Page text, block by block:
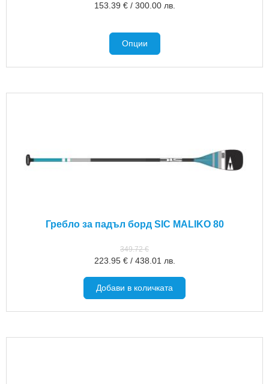
153.39 €/ 300.00 лв.
Опции
Гребло за падъл борд SIC MALIKO 80
349.72€
223.95 €/ 438.01 лв.
Добави в количката